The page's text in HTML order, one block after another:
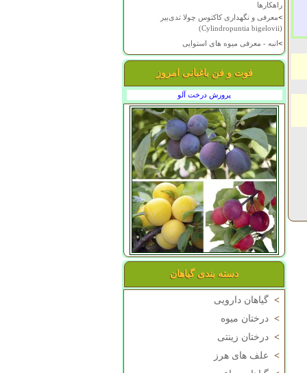
راهکارها
>معرفی و نگهداری کاکتوس چولا تدی‌بیر
(Cylindropuntia bigelovii)
>انبه - معرفی میوه های استوایی
فوت و فن باغبانی امروز
پرورش درخت آلو
دسته بندی گیاهان
> گیاهان دارویی
> درختان میوه
> درختان زینتی
> علف های هرز